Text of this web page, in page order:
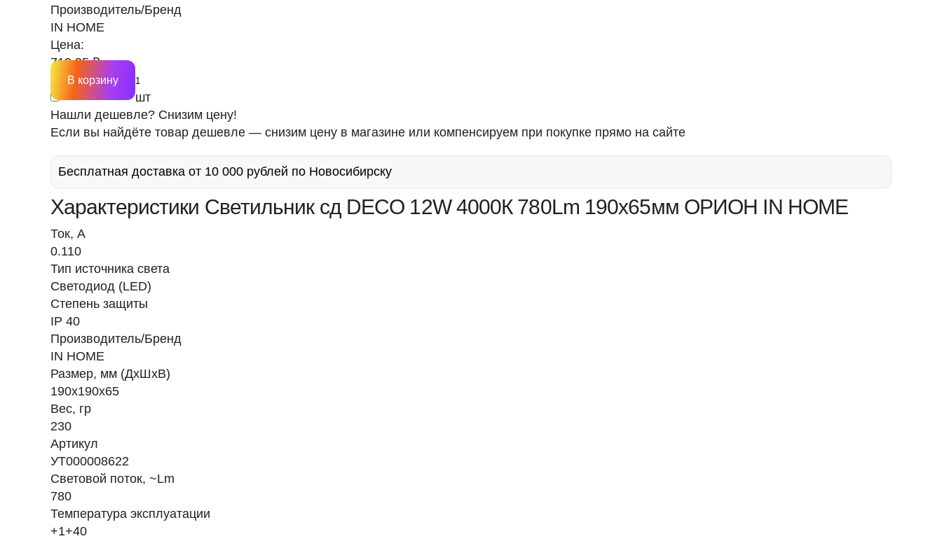
Производитель/Бренд
IN HOME
Цена:
719.95 ₽
шт
В корзину
Нашли дешевле? Снизим цену!
Если вы найдёте товар дешевле — снизим цену в магазине или компенсируем при покупке прямо на сайте
Бесплатная доставка от 10 000 рублей по Новосибирску
Характеристики Светильник cд DECO 12W 4000К 780Lm 190х65мм ОРИОН IN HOME
Ток, A
0.110
Тип источника света
Светодиод (LED)
Степень защиты
IP 40
Производитель/Бренд
IN HOME
Размер, мм (ДхШхВ)
190х190х65
Вес, гр
230
Артикул
УТ000008622
Световой поток, ~Lm
780
Температура эксплуатации
+1+40